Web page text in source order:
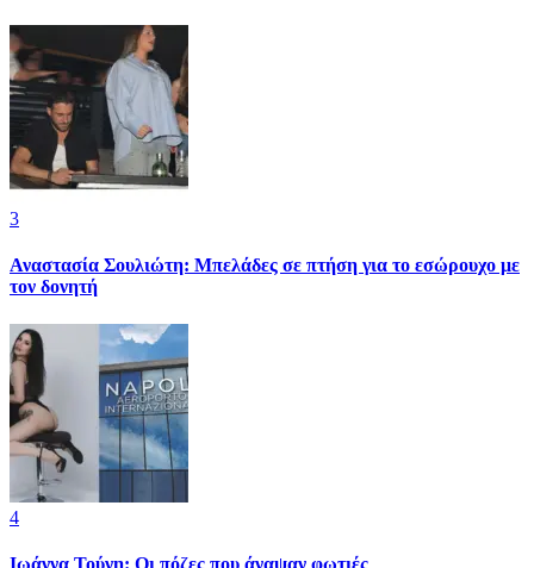
3
Αναστασία Σουλιώτη: Μπελάδες σε πτήση για το εσώρουχο με
τον δονητή
4
Ιωάννα Τούνη: Οι πόζες που άναψαν φωτιές